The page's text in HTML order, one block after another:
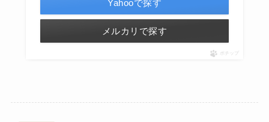
Yahooで探す
メルカリで探す
ポチップ